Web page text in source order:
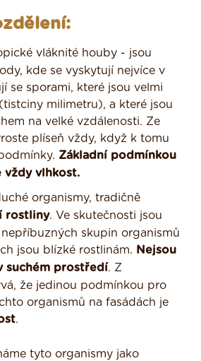
vláknité houby - jsou
kde se vyskytují nejvíce v
se sporami, které jsou velmi
milimetru), a které jsou
na velké vzdálenosti. Ze
plíseň vždy, když k tomu
Základní podmínkou
vždy vlhkost.
organismy, tradičně
rostliny. Ve skutečnosti jsou
skupin organismů
jsou blízké rostlinám. Nejsou
suchém prostředí. Z
že jedinou podmínkou pro
organismů na fasádách je
.
tyto organismy jako